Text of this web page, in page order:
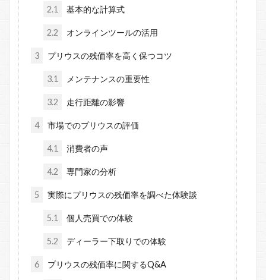
2.1 基本的な計算式
2.2 オンラインツールの活用
3 プリウスの残価率を高く保つコツ
3.1 メンテナンスの重要性
3.2 走行距離の影響
4 市場でのプリウスの評価
4.1 消費者の声
4.2 専門家の分析
5 実際にプリウスの残価率を調べた体験談
5.1 個人売買での体験
5.2 ディーラー下取りでの体験
6 プリウスの残価率に関するQ&A